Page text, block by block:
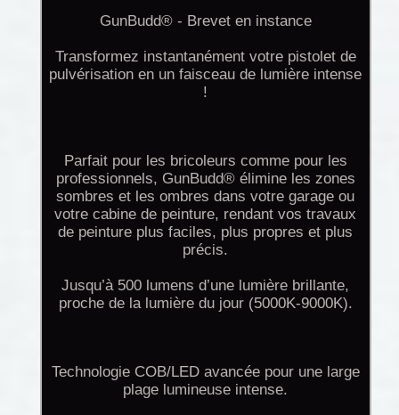
GunBudd® - Brevet en instance
Transformez instantanément votre pistolet de
pulvérisation en un faisceau de lumière intense
!
Parfait pour les bricoleurs comme pour les
professionnels, GunBudd® élimine les zones
sombres et les ombres dans votre garage ou
votre cabine de peinture, rendant vos travaux
de peinture plus faciles, plus propres et plus
précis.
Jusqu’à 500 lumens d’une lumière brillante,
proche de la lumière du jour (5000K-9000K).
Technologie COB/LED avancée pour une large
plage lumineuse intense.